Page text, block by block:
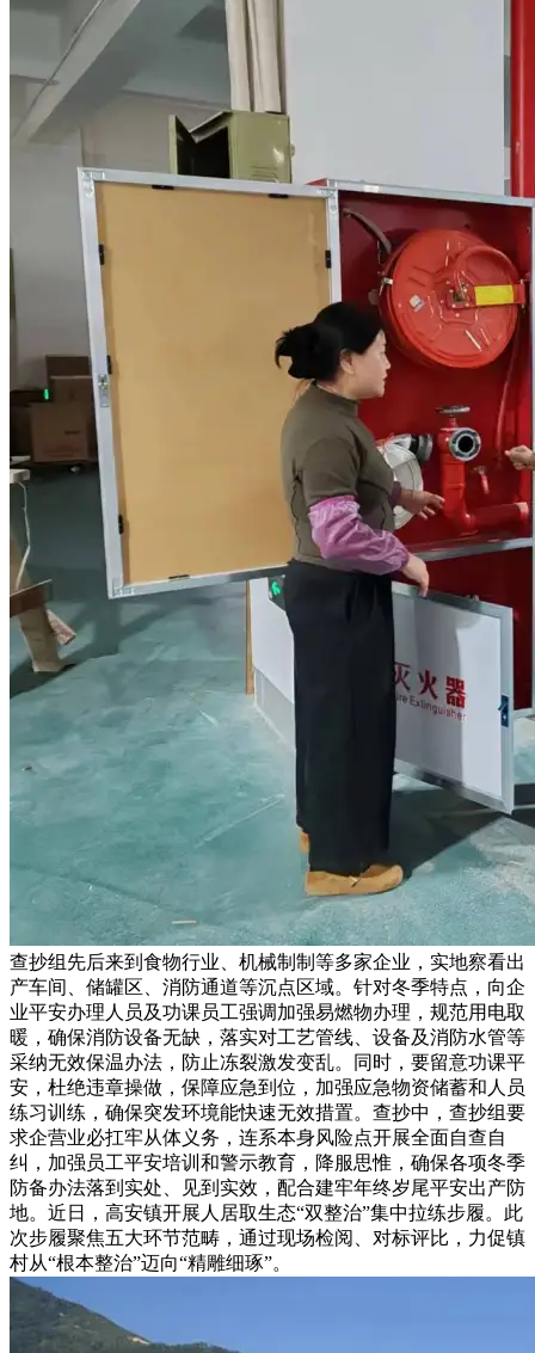
查抄组先后来到食物行业、机械制制等多家企业，实地察看出
产车间、储罐区、消防通道等沉点区域。针对冬季特点，向企
业平安办理人员及功课员工强调加强易燃物办理，规范用电取
暖，确保消防设备无缺，落实对工艺管线、设备及消防水管等
采纳无效保温办法，防止冻裂激发变乱。同时，要留意功课平
安，杜绝违章操做，保障应急到位，加强应急物资储蓄和人员
练习训练，确保突发环境能快速无效措置。查抄中，查抄组要
求企营业必扛牢从体义务，连系本身风险点开展全面自查自
纠，加强员工平安培训和警示教育，降服思惟，确保各项冬季
防备办法落到实处、见到实效，配合建牢年终岁尾平安出产防
地。近日，高安镇开展人居取生态“双整治”集中拉练步履。此
次步履聚焦五大环节范畴，通过现场检阅、对标评比，力促镇
村从“根本整治”迈向“精雕细琢”。